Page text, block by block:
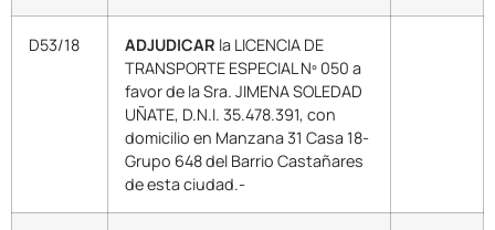
D53/18 ADJUDICAR la LICENCIA DE
TRANSPORTE ESPECIAL Nº 050 a
favor de la Sra. JIMENA SOLEDAD
UÑATE, D.N.I. 35.478.391, con
domicilio en Manzana 31 Casa 18-
Grupo 648 del Barrio Castañares
de esta ciudad.-